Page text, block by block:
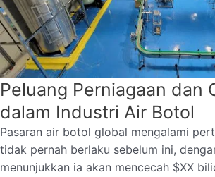
Peluang Perniagaan dan
dalam Industri Air Botol
Pasaran air botol global mengalami
tidak pernah berlaku sebelum ini,
menunjukkan ia akan mencecah $XX